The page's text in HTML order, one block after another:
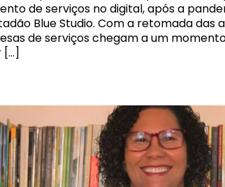
de serviços no digital, após a
Blue Studio. Com a retomada das
de serviços chegam a um
[…]